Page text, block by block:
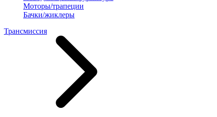
Моторы/трапеции
Бачки/жиклеры
Трансмиссия